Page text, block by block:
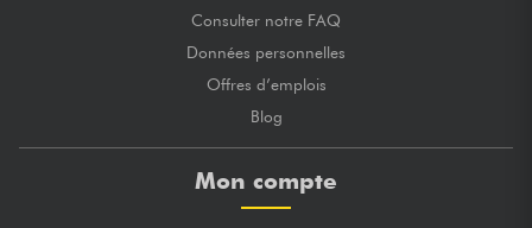
Consulter notre FAQ
Données personnelles
Offres d’emplois
Blog
Mon compte